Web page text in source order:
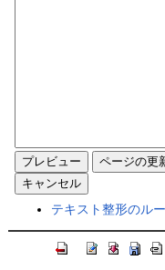
テキスト整形のル